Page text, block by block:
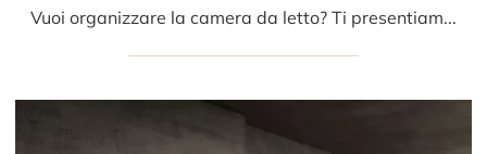
Vuoi organizzare la camera da letto? Ti presentiamo il letto in pelle Cali di Presotto per spazi design.